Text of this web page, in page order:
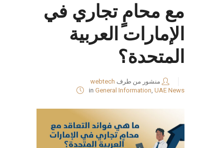
مع محامٍ تجاري في
الإمارات العربية
المتحدة؟
منشور من طرف webtech
in General Information UAE News